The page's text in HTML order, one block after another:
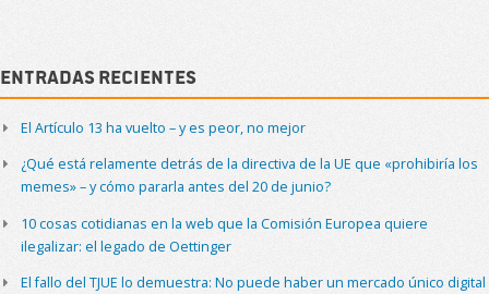
Sidebar
Entradas recientes
El Artículo 13 ha vuelto – y es peor, no mejor
¿Qué está relamente detrás de la directiva de la UE que «prohibiría los
memes» – y cómo pararla antes del 20 de junio?
10 cosas cotidianas en la web que la Comisión Europea quiere
ilegalizar: el legado de Oettinger
El fallo del TJUE lo demuestra: No puede haber un mercado único digital